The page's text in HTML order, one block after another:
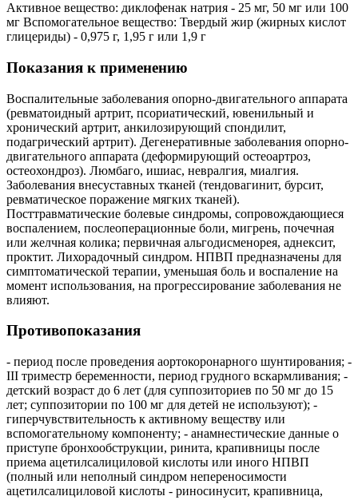
Активное вещество: диклофенак натрия - 25 мг, 50 мг или 100
мг Вспомогательное вещество: Твердый жир (жирных кислот
глицериды) - 0,975 г, 1,95 г или 1,9 г
Показания к применению
Воспалительные заболевания опорно-двигательного аппарата
(ревматоидный артрит, псориатический, ювенильный и
хронический артрит, анкилозирующий спондилит,
подагрический артрит). Дегенеративные заболевания опорно-
двигательного аппарата (деформирующий остеоартроз,
остеохондроз). Люмбаго, ишиас, невралгия, миалгия.
Заболевания внесуставных тканей (тендовагинит, бурсит,
ревматическое поражение мягких тканей).
Посттравматические болевые синдромы, сопровождающиеся
воспалением, послеоперационные боли, мигрень, почечная
или желчная колика; первичная альгодисменорея, аднексит,
проктит. Лихорадочный синдром. НПВП предназначены для
симптоматической терапии, уменьшая боль и воспаление на
момент использования, на прогрессирование заболевания не
влияют.
Противопоказания
- период после проведения аортокоронарного шунтирования; -
III триместр беременности, период грудного вскармливания; -
детский возраст до 6 лет (для суппозиториев по 50 мг до 15
лет; суппозитории по 100 мг для детей не используют); -
гиперчувствительность к активному веществу или
вспомогательному компоненту; - анамнестические данные о
приступе бронхообструкции, ринита, крапивницы после
приема ацетилсалициловой кислоты или иного НПВП
(полный или неполный синдром непереносимости
ацетилсалициловой кислоты - риносинусит, крапивница,